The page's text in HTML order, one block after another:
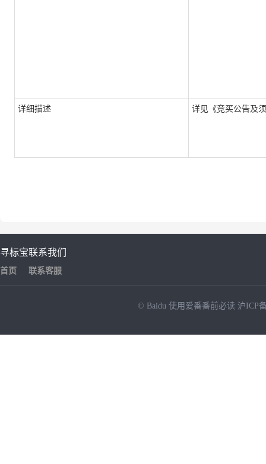
详细描述 详见《竞买公告及
寻标宝
首页
联系我们
联系客服
© Baidu 使用爱番番前必读 沪ICP